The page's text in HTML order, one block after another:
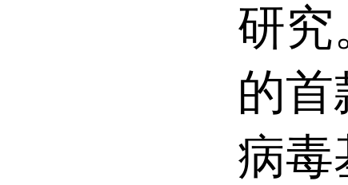
研究
的
病毒